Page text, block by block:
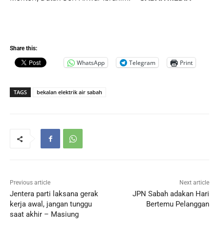
Share this:
WhatsApp Telegram Print
TAGS bekalan elektrik air sabah
Previous article
Jentera parti laksana gerak
kerja awal, jangan tunggu
saat akhir – Masiung
Next article
JPN Sabah adakan Hari
Bertemu Pelanggan